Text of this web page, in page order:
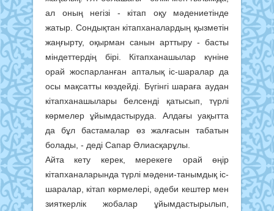
ал оның негізі - кітап оқу мәдениетінде
жатыр. Сондықтан кітапханалардың қызметін
жаңғырту, оқырман санын арттыру - басты
міндеттердің бірі. Кітапханашылар күніне
орай жоспарланған апталық іс-шаралар да
осы мақсатты көздейді. Бүгінгі шараға аудан
кітапханашылары белсенді қатысып, түрлі
көрмелер ұйымдастыруда. Алдағы уақытта
да бұл бастамалар өз жалғасын табатын
болады, - деді Сапар Әлиасқарұлы.
Айта кету керек, мерекеге орай өңір
кітапханаларында түрлі мәдени-танымдық іс-
шаралар, кітап көрмелері, әдеби кештер мен
зияткерлік жобалар ұйымдастырылып,